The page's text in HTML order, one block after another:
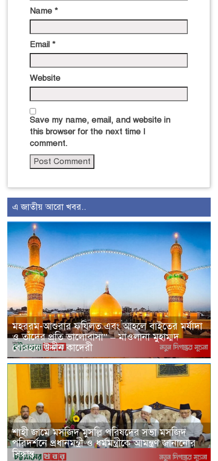
Name *
Email *
Website
Save my name, email, and website in
this browser for the next time I
comment.
এ জাতীয় আরো খবর..
মহররম-আশুরার ফযিলত এবং আহলে বাইতের মর্যাদা
ও তাঁদের প্রতি ভালোবাসা” – মাওলানা মুহাম্মদ
বোরহান উদ্দীন কাদেরী
শাহী জামে মসজিদ মুসল্লি পরিষদের সভা মসজিদ
পরিদর্শনে প্রধানমন্ত্রী ও ধর্মমন্ত্রীকে আমন্ত্রণ জানানোর
সিদ্ধান্ত